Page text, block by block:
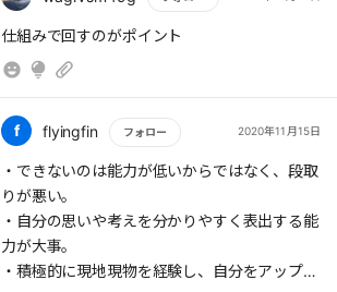
もっと読む
仕組みで回すのがポイント
f flyingfin フォロー 2020年11月15日
もっと読む
・できないのは能力が低いからではなく、段取
りが悪い。
・自分の思いや考えを分かりやすく表出する能
力が大事。
・積極的に現地現物を経験し、自分をアップデ